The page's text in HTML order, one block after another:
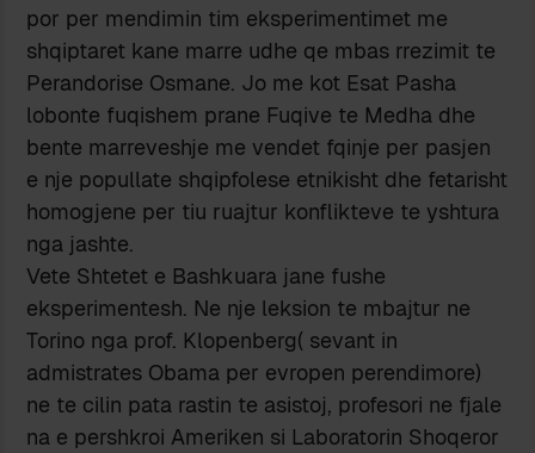
por per mendimin tim eksperimentimet me
shqiptaret kane marre udhe qe mbas rrezimit te
Perandorise Osmane. Jo me kot Esat Pasha
lobonte fuqishem prane Fuqive te Medha dhe
bente marreveshje me vendet fqinje per pasjen
e nje popullate shqipfolese etnikisht dhe fetarisht
homogjene per tiu ruajtur konflikteve te yshtura
nga jashte.
Vete Shtetet e Bashkuara jane fushe
eksperimentesh. Ne nje leksion te mbajtur ne
Torino nga prof. Klopenberg( sevant in
admistrates Obama per evropen perendimore)
ne te cilin pata rastin te asistoj, profesori ne fjale
na e pershkroi Ameriken si Laboratorin Shoqeror